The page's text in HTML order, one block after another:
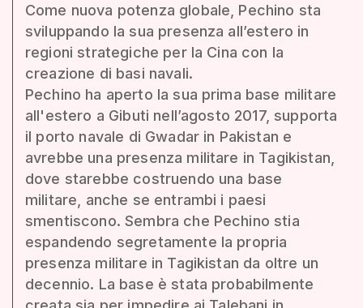
Come nuova potenza globale, Pechino sta
sviluppando la sua presenza all’estero in
regioni strategiche per la Cina con la
creazione di basi navali.
Pechino ha aperto la sua prima base militare
all'estero a Gibuti nell’agosto 2017, supporta
il porto navale di Gwadar in Pakistan e
avrebbe una presenza militare in Tagikistan,
dove starebbe costruendo una base
militare, anche se entrambi i paesi
smentiscono. Sembra che Pechino stia
espandendo segretamente la propria
presenza militare in Tagikistan da oltre un
decennio. La base è stata probabilmente